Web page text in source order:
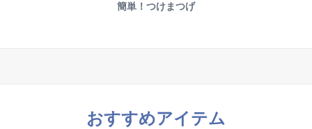
簡単！つけまつげ
おすすめアイテム